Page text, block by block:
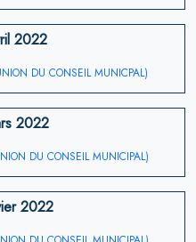
2022
DU CONSEIL MUNICPAL)
2022
DU CONSEIL MUNICIPAL)
2022